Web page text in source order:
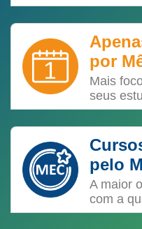
por
Mais
seus
pelo
A maior
com a